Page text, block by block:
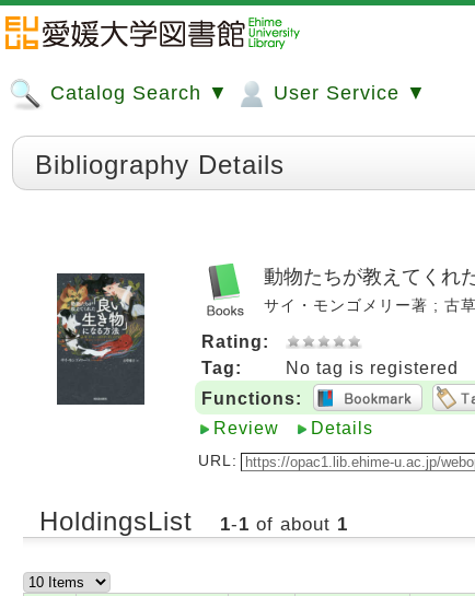
Catalog Search ▼ User Service ▼
Bibliography Details
動物たちが教えてくれ
サイ・モンゴメリー著 ; 古
Rating:
Tag:
No tag is registered
Functions:
Review
Details
URL:
HoldingsList 1-1 of about 1